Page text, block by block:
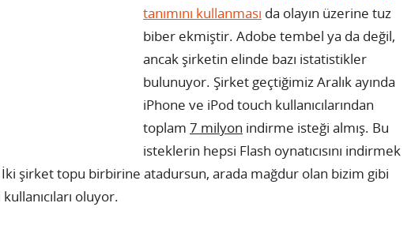
tanımını kullanması da olayın üzerine tuz
biber ekmiştir. Adobe tembel ya da değil,
ancak şirketin elinde bazı istatistikler
bulunuyor. Şirket geçtiğimiz Aralık ayında
iPhone ve iPod touch kullanıcılarından
toplam 7 milyon indirme isteği almış. Bu
isteklerin hepsi Flash oynatıcısını indirmek
şirket topu birbirine atadursun, arada mağdur olan bizim gibi
oluyor.